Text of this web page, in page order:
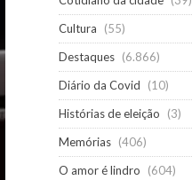
Cultura
(55)
Destaques (6.866)
Diário da Covid
(10)
Histórias de eleição
(3)
Memórias (406)
O amor é lindro
(604)